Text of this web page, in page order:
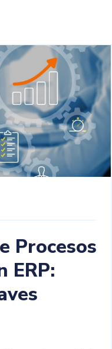
Procesos
ERP: